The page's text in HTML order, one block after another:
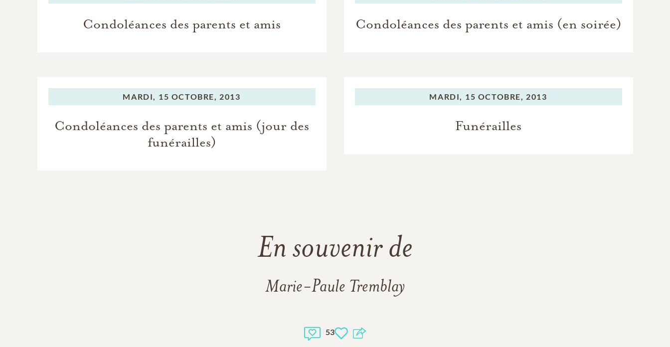
Condoléances des parents et amis Condoléances des parents et amis (en soirée)
MARDI, 15 OCTOBRE, 2013
Condoléances des parents et amis (jour des
funérailles)
MARDI, 15 OCTOBRE, 2013
Funérailles
En souvenir de
Marie-Paule Tremblay
53